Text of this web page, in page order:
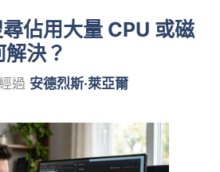
佔用大量 CPU 或磁
決？
過 安德烈斯·萊亞爾